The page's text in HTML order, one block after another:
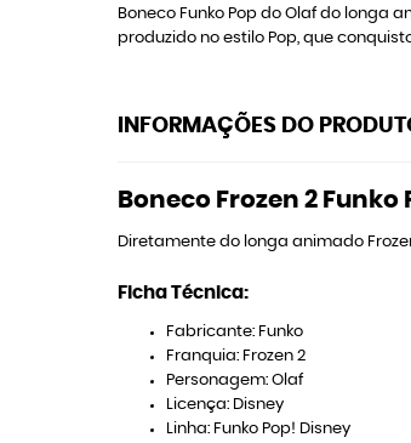
Boneco Funko Pop do Olaf do longa
produzido no estilo Pop, que
INFORMAÇÕES DO
Boneco Frozen 2
Diretamente do longa animado
Ficha Técnica:
Fabricante: Funko
Franquia: Frozen 2
Personagem: Olaf
Licença: Disney
Linha: Funko Pop! Disney